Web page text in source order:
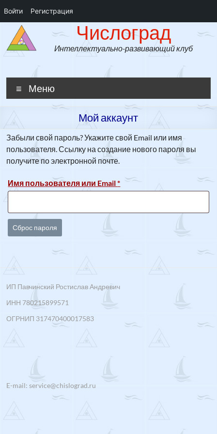
Войти Регистрация
Перейти
содержимому
ЧислоградЧислоград
Интеллектуально-развивающий клуб
Меню
Мой аккаунт
Забыли свой пароль? Укажите свой Email или имя
пользователя. Ссылку на создание нового пароля вы
получите по электронной почте.
Имя пользователя или Email*Обязательно
Сброс пароля
ИП Павчинский Ростислав Андревич
ИНН 780215899571
ОГРНИП 317470400017583
E-mail: service@chislograd.ru